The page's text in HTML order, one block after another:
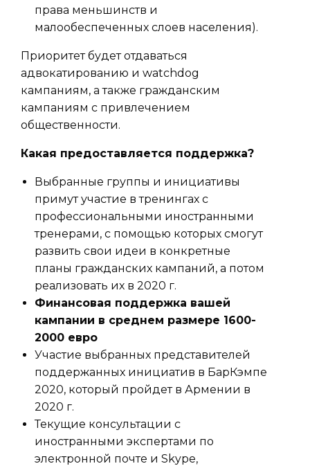
права меньшинств и
малообеспеченных слоев населения).
Приоритет будет отдаваться
адвокатированию и watchdog
кампаниям, а также гражданским
кампаниям с привлечением
общественности.
Какая предоставляется поддержка?
Выбранные группы и инициативы
примут участие в тренингах с
профессиональными иностранными
тренерами, с помощью которых смогут
развить свои идеи в конкретные
планы гражданских кампаний, а потом
реализовать их в 2020 г.
Финансовая поддержка вашей
кампании в среднем размере 1600-
2000 евро
Участие выбранных представителей
поддержанных инициатив в БарКэмпе
2020, который пройдет в Армении в
2020 г.
Текущие консультации с
иностранными экспертами по
электронной почте и Skypе,